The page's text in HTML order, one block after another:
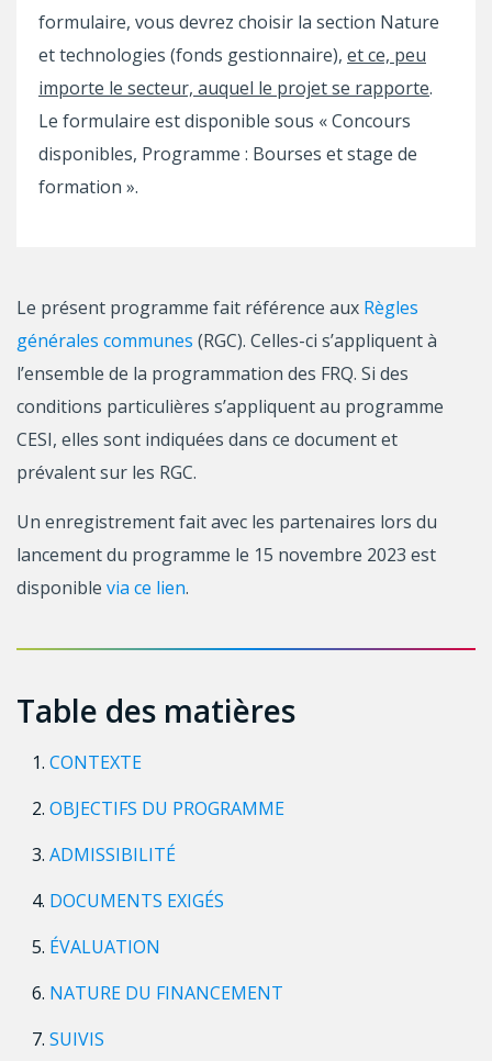
formulaire, vous devrez choisir la section Nature
et technologies (fonds gestionnaire), et ce, peu
importe le secteur, auquel le projet se rapporte.
Le formulaire est disponible sous « Concours
disponibles, Programme : Bourses et stage de
formation ».
Le présent programme fait référence aux Règles
générales communes (RGC). Celles-ci s’appliquent à
l’ensemble de la programmation des FRQ. Si des
conditions particulières s’appliquent au programme
CESI, elles sont indiquées dans ce document et
prévalent sur les RGC.
Un enregistrement fait avec les partenaires lors du
lancement du programme le 15 novembre 2023 est
disponible via ce lien.
Table des matières
CONTEXTE
OBJECTIFS DU PROGRAMME
ADMISSIBILITÉ
DOCUMENTS EXIGÉS
ÉVALUATION
NATURE DU FINANCEMENT
SUIVIS